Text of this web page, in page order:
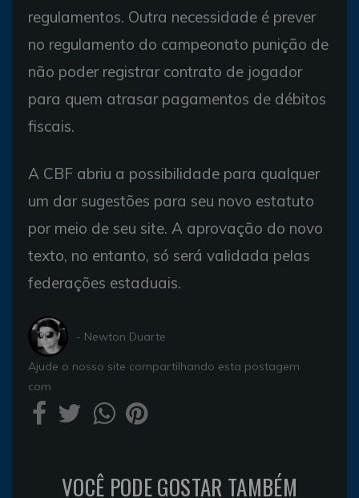
regulamentos. Outra necessidade é prever
no regulamento do campeonato punição de
não poder registrar contrato de jogador
para quem atrasar pagamentos de débitos
fiscais.
A CBF abriu a possibilidade para qualquer
um dar sugestões para seu novo estatuto
por meio de seu site. A aprovação do novo
texto, no entanto, só será validada pelas
federações estaduais.
- Newton Duarte
Ajude o nosso site compartilhando esta postagem
com
VOCÊ PODE GOSTAR TAMBÉM